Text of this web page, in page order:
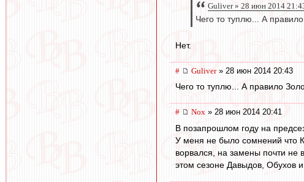
Guliver » 28 июн 2014
Чего то туплю... А
Нет.
# Guliver» 28 июн 2014 20:43
Чего то туплю... А правило
# Nox » 28 июн 2014 20:41
В позапрошлом году на
У меня не было сомнений что
ворвался, на замены почти
этом сезоне Давыдов, Обухов